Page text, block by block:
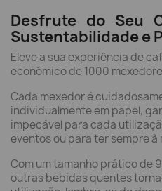
Desfrute do Seu
Sustentabilidade e
Eleve a sua experiência de
económico de 1000
Cada mexedor é
individualmente em papel,
impecável para cada
eventos ou para ter sempre à
Com um tamanho prático de
outras bebidas quentes